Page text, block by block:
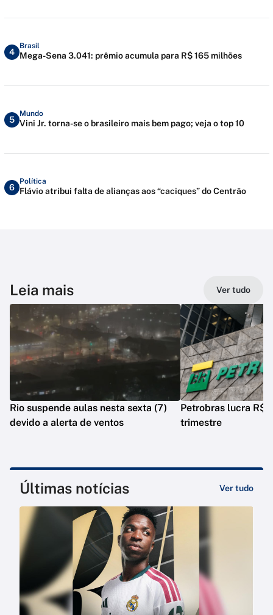
4
Brasil
Mega-Sena 3.041: prêmio acumula para R$ 165 milhões
5
Mundo
Vini Jr. torna-se o brasileiro mais bem pago; veja o top 10
6
Política
Flávio atribui falta de alianças aos “caciques” do Centrão
Leia mais Ver tudo
Rio suspende aulas nesta sexta (7)
devido a alerta de ventos
Petrobras lucra R$
trimestre
Últimas notícias Ver tudo